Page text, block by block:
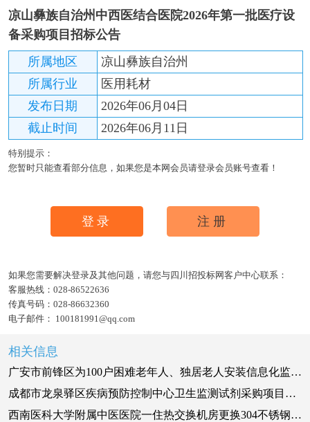
成都市 广元市 绵阳市 德阳市 南充市 广安市
遂宁市
内江市
乐山市 自贡市
达州市
资阳市 眉山市 雅安市 阿坝州 甘孜州 凉山州
凉山彝族自治州中西医结合医院2026年第一批医疗设
备采购项目招标公告
所属地区
凉山彝族自治州
所属行业
医用耗材
发布日期
2026年06月04日
截止时间
2026年06月11日
特别提示：
您暂时只能查看部分信息，如果您是本网会员请登录会员账号查看！
登录 注册
如果您需要解决登录及其他问题，请您与四川招投标网客户中心联系：
客服热线： 028-86522636
传真号码： 028-86632360
电子邮件： 100181991@qq.com
相关信息
广安市前锋区为100户困难老年人、独居老人安装信息化监护呼叫设备项目竞争性磋商公告
成都市龙泉驿区疾病预防控制中心卫生监测试剂采购项目比选采购公告
西南医科大学附属中医医院一住热交换机房更换304不锈钢热水罐体采购项目比选公告